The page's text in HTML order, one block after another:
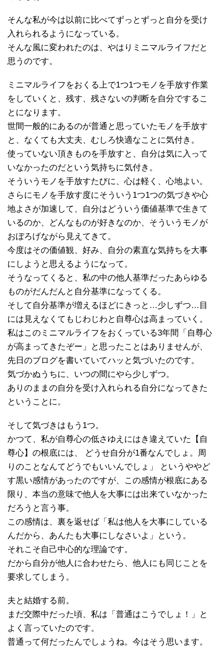
そんな私が今は以前に比べてずっとずっと自分を受け
入れられるようになっている。
そんな風に変われたのは、やはりミニマルライフだと
思うのです。
ミニマルライフをおくる上で1つ1つモノを手放す作業
をしていくと、残す、残さないの判断を自分でするこ
とになります。
世間一般的にあるのが普通と思っていたモノを手放す
と、なくても大丈夫、むしろ快適なことに気付き。
使っていない頂きものを手放すと、自分は気に入って
いなかったのだという気持ちに気付き。
そういうモノを手放すたびに、心は軽く、心地よい。
さらにモノを手放す度にそういう1つ1つの気づきや心
地よさが加速して、自分はどういう価値基準で生きて
いるのか、どんなものが好きなのか、そういうモノが
おぼろげながら見えてきて。
今度はその価値観、好み、自分の素直な気持ちを大事
にしようと思えるようになって。
そうなってくると、私の中の他人基準だったあらゆる
ものがだんだんと自分基準になってくる。
そして自分基準が増えるほどにきっと…少しずつ…目
には見えなくてもじわじわと自尊心は高まっていく。
私はこのミニマルライフをおくっている3年間「自尊心
が高まってきたぞー」と思ったことはありませんが、
先日のブログを書いていてハッと気づいたのです。
気づかぬうちに、いつの間にやら少しずつ。
ありのままの自分を受け入れられる自分になってきた
ということに。
そして気づきはもう1つ。
かつて、私が自尊心の低さゆえにはき違えていた【自
尊心】の根底には、 どうせ自分が1番なんでしょ。周
りのことなんてどうでもいいんでしょ」 というややど
す黒い感情があったのですが、この感情が根底にある
限り、本当の意味で他人を大事には出来ていなかった
だろうと言う事。
この感情は、裏を返せば「私は他人を大事にしている
んだから、あんたも大事にしなさいよ」という。
それこそ自己中心的な理論です。
だから自分が他人に合わせたら、他人にも同じことを
要求してしまう。
夫と結婚する前。
まだ交際中だった頃、私は「普通はこうでしょ！」と
よく言っていたのです。
普通って何だったんでしょうね。今はそう思います。